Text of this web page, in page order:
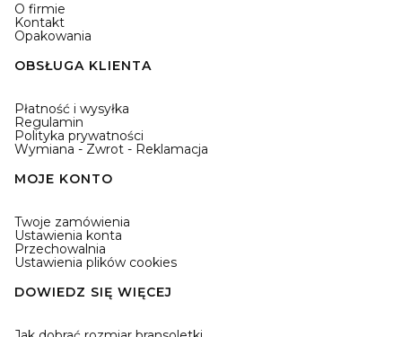
O firmie
Kontakt
Opakowania
OBSŁUGA KLIENTA
Płatność i wysyłka
Regulamin
Polityka prywatności
Wymiana - Zwrot - Reklamacja
MOJE KONTO
Twoje zamówienia
Ustawienia konta
Przechowalnia
Ustawienia plików cookies
DOWIEDZ SIĘ WIĘCEJ